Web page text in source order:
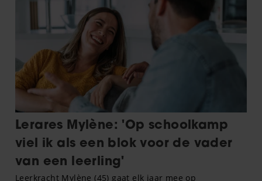
partners kunnen deze gegevens combineren met andere
informatie die u aan ze heeft verstrekt of die ze hebben
verzameld op basis van uw gebruik van hun services. U
gaat akkoord met onze cookies als u onze website blijft
gebruiken.